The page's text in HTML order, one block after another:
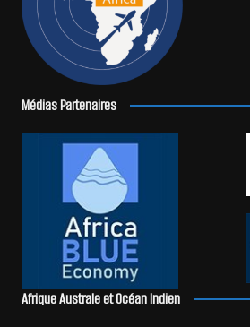
Médias Partenaires
Afrique Australe et Océan Indien